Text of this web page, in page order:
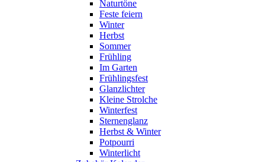
Naturtöne
Feste feiern
Winter
Herbst
Sommer
Frühling
Im Garten
Frühlingsfest
Glanzlichter
Kleine Strolche
Winterfest
Sternenglanz
Herbst & Winter
Potpourri
Winterlicht